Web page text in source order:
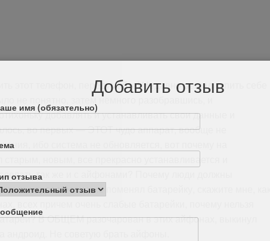
этот телефон, передумайте! Недавно решил купить себе
не понятно, затем немного разобравшись, и
добавлять и устанавливать свои данные и
во первых — ЭТОТ чудо аппарат, вообще не
ибо система не обновляется, вот почему на
новым, все прекрасно устанавливается и
так же и с айфонами? Почему люди должны
через месяц уже поменял батарейку, скажите мне, как
всех причем очень слабые батарейки, почему нельзя
В ОБЩЕМ разочарован в этих айфонах, выкинул
андроид. Не советую брать айфоны.
Добавить отзыв
имя (обязательно)
отзыва